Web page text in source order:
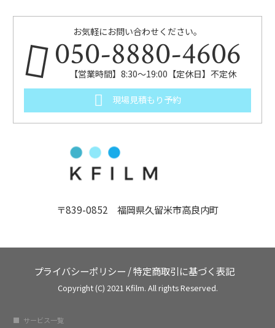
お気軽にお問い合わせください。
050-8880-4606
【営業時間】8:30～19:00【定休日】不定休
現場見積もり予約
〒839-0852 福岡県久留米市高良内町
プライバシーポリシー /特定商取引に基づく表記
Copyright (C) 2021 Kfilm. All rights Reserved.
サービス一覧